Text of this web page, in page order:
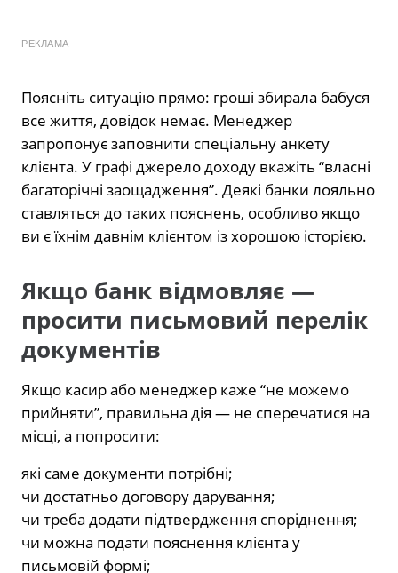
РЕКЛАМА
Поясніть ситуацію прямо: гроші збирала бабуся
все життя, довідок немає. Менеджер
запропонує заповнити спеціальну анкету
клієнта. У графі джерело доходу вкажіть “власні
багаторічні заощадження”. Деякі банки лояльно
ставляться до таких пояснень, особливо якщо
ви є їхнім давнім клієнтом із хорошою історією.
Якщо банк відмовляє —
просити письмовий перелік
документів
Якщо касир або менеджер каже “не можемо
прийняти”, правильна дія — не сперечатися на
місці, а попросити:
які саме документи потрібні;
чи достатньо договору дарування;
чи треба додати підтвердження споріднення;
чи можна подати пояснення клієнта у
письмовій формі;